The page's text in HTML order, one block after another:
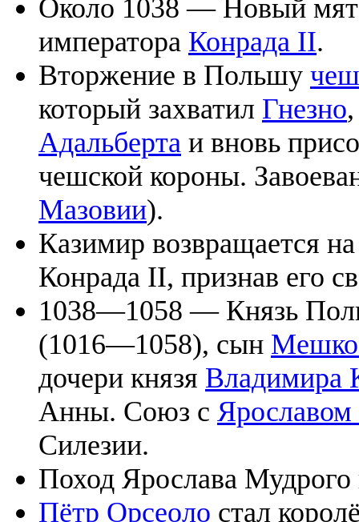
Около 1038 — Новый
императора Конрада II.
Вторжение в Польшу
который захватил Гнезно
Адальберта и вновь
чешской короны.
Мазовии).
Казимир возвращается
Конрада II, признав его
1038—1058 — Князь
(1016—1058), сын
дочери князя Владимира
Анны. Союз с
Силезии.
Поход Ярослава
Пётр Орсеоло стал